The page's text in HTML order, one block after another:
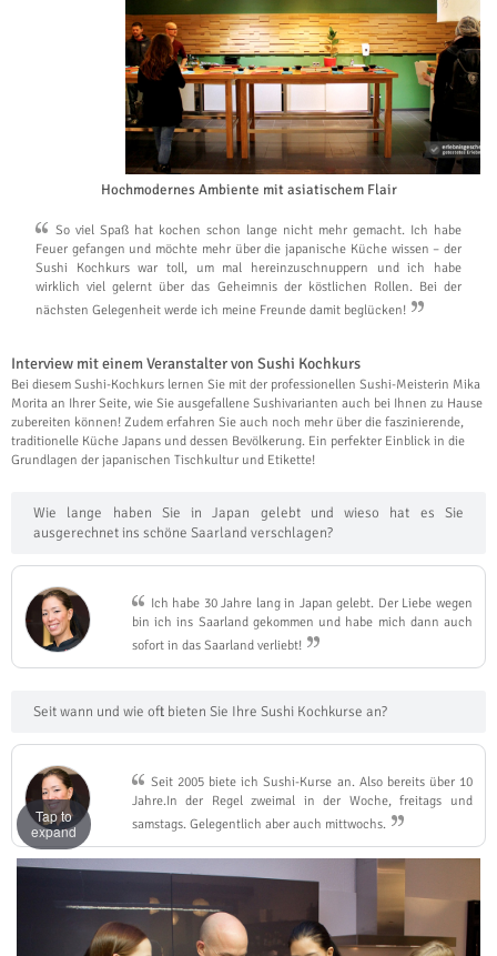
Hochmodernes Ambiente mit asiatischem Flair
So viel Spaß hat kochen schon lange nicht mehr gemacht. Ich habe
Feuer gefangen und möchte mehr über die japanische Küche wissen – der
Sushi Kochkurs war toll, um mal hereinzuschnuppern und ich habe
wirklich viel gelernt über das Geheimnis der köstlichen Rollen. Bei der
nächsten Gelegenheit werde ich meine Freunde damit beglücken!
Interview mit einem Veranstalter von Sushi Kochkurs
Bei diesem Sushi-Kochkurs lernen Sie mit der professionellen Sushi-Meisterin Mika
Morita an Ihrer Seite, wie Sie ausgefallene Sushivarianten auch bei Ihnen zu Hause
zubereiten können! Zudem erfahren Sie auch noch mehr über die faszinierende,
traditionelle Küche Japans und dessen Bevölkerung. Ein perfekter Einblick in die
Grundlagen der japanischen Tischkultur und Etikette!
Wie lange haben Sie in Japan gelebt und wieso hat es Sie
ausgerechnet ins schöne Saarland verschlagen?
Ich habe 30 Jahre lang in Japan gelebt. Der Liebe wegen
bin ich ins Saarland gekommen und habe mich dann auch
sofort in das Saarland verliebt!
Seit wann und wie oft bieten Sie Ihre Sushi Kochkurse an?
Seit 2005 biete ich Sushi-Kurse an. Also bereits über 10
Jahre.In der Regel zweimal in der Woche, freitags und
samstags. Gelegentlich aber auch mittwochs.
Tap to
expand